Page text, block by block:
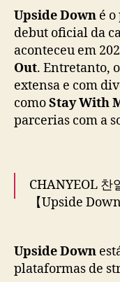
Upside Down é
debut oficial da
aconteceu em
Out. Entretanto,
extensa e com
comoStay With
parcerias com a
CHANYEOL
【Upside Down
➫https://t.co/
#EXO#엑소
Upside Down
plataformas de